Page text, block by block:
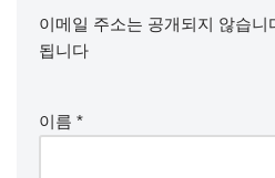
이메일 주소는 공개되지 않습니
됩니다
이름 *